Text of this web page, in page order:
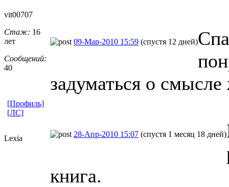
vit00707
Стаж: 16
лет
Сообщений:
40
09-Мар-2010 15:59 (спустя 12 дней)
задуматься о
[Профиль]
[ЛС]
Lexia 28-Апр-2010 15:07 (спустя 1 месяц 18 дней)
книга.